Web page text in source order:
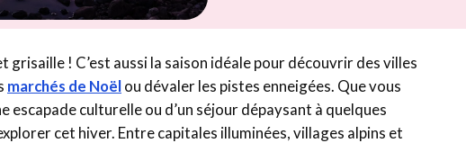
! C’est aussi la saison idéale pour découvrir des villes
marchés de Noëlou dévaler les pistes enneigées. Que vous
escapade culturelle ou d’un séjour dépaysant à quelques
cet hiver. Entre capitales illuminées, villages alpins et